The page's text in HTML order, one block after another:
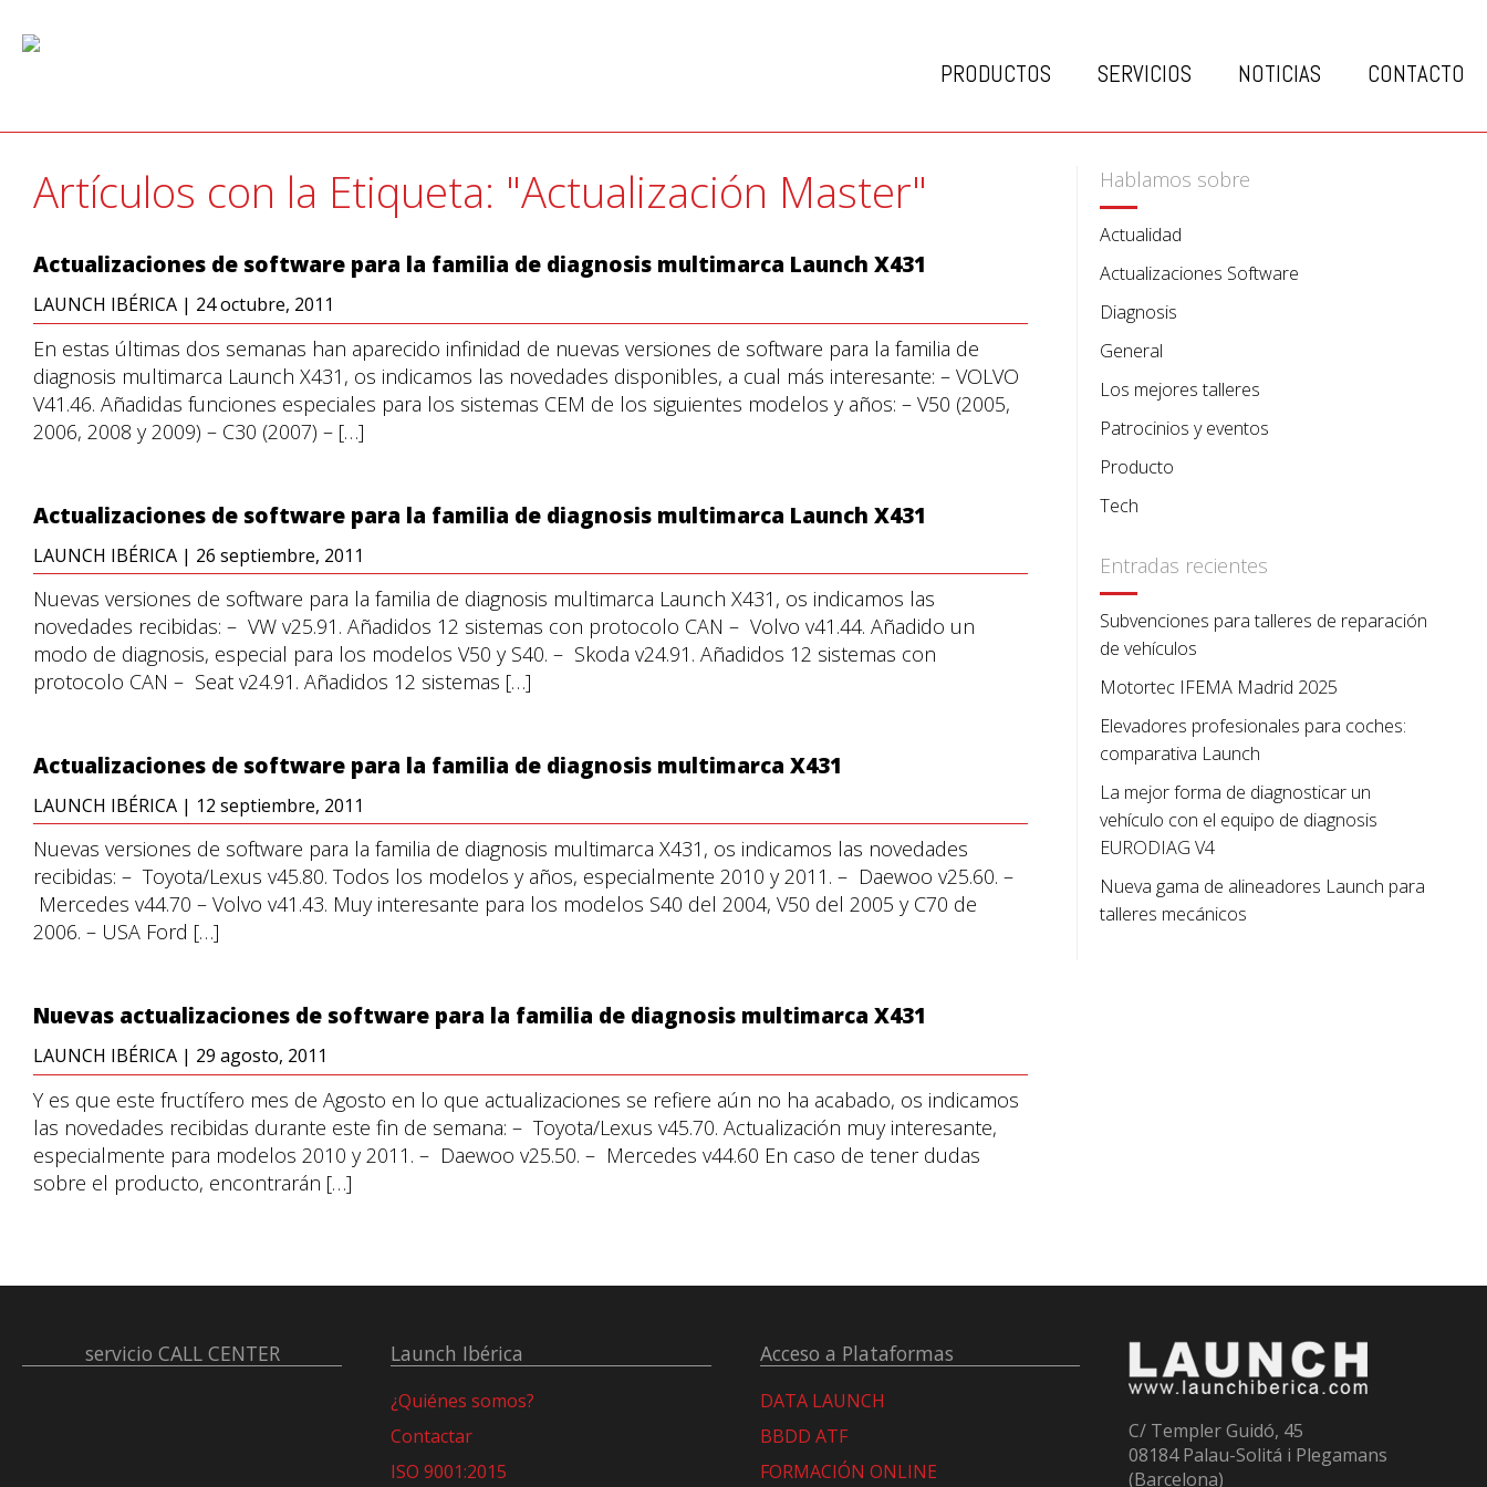
PRODUCTOS SERVICIOS NOTICIAS CONTACTO
Artículos con la Etiqueta: "Actualización Master"
Actualizaciones de software para la familia de diagnosis multimarca Launch X431
LAUNCH IBÉRICA | 24 octubre, 2011
En estas últimas dos semanas han aparecido infinidad de nuevas versiones de software para la familia de
diagnosis multimarca Launch X431, os indicamos las novedades disponibles, a cual más interesante: – VOLVO
V41.46. Añadidas funciones especiales para los sistemas CEM de los siguientes modelos y años: – V50 (2005,
2006, 2008 y 2009) – C30 (2007) – […]
Actualizaciones de software para la familia de diagnosis multimarca Launch X431
LAUNCH IBÉRICA | 26 septiembre, 2011
Nuevas versiones de software para la familia de diagnosis multimarca Launch X431, os indicamos las
novedades recibidas: – VW v25.91. Añadidos 12 sistemas con protocolo CAN – Volvo v41.44. Añadido un
modo de diagnosis, especial para los modelos V50 y S40. – Skoda v24.91. Añadidos 12 sistemas con
protocolo CAN – Seat v24.91. Añadidos 12 sistemas […]
Actualizaciones de software para la familia de diagnosis multimarca X431
LAUNCH IBÉRICA | 12 septiembre, 2011
Nuevas versiones de software para la familia de diagnosis multimarca X431, os indicamos las novedades
recibidas: – Toyota/Lexus v45.80. Todos los modelos y años, especialmente 2010 y 2011. – Daewoo v25.60. –
Mercedes v44.70 – Volvo v41.43. Muy interesante para los modelos S40 del 2004, V50 del 2005 y C70 de
2006. – USA Ford […]
Nuevas actualizaciones de software para la familia de diagnosis multimarca X431
LAUNCH IBÉRICA | 29 agosto, 2011
Y es que este fructífero mes de Agosto en lo que actualizaciones se refiere aún no ha acabado, os indicamos
las novedades recibidas durante este fin de semana: – Toyota/Lexus v45.70. Actualización muy interesante,
especialmente para modelos 2010 y 2011. – Daewoo v25.50. – Mercedes v44.60 En caso de tener dudas
sobre el producto, encontrarán […]
Hablamos sobre
Actualidad
Actualizaciones Software
Diagnosis
General
Los mejores talleres
Patrocinios y eventos
Producto
Tech
Entradas recientes
Subvenciones para talleres de reparación
de vehículos
Motortec IFEMA Madrid 2025
Elevadores profesionales para coches:
comparativa Launch
La mejor forma de diagnosticar un
vehículo con el equipo de diagnosis
EURODIAG V4
Nueva gama de alineadores Launch para
talleres mecánicos
servicio CALL CENTER Launch Ibérica
¿Quiénes somos?
Contactar
ISO 9001:2015
Acceso a Plataformas
DATA LAUNCH
BBDD ATF
FORMACIÓN ONLINE
C/ Templer Guidó, 45
08184 Palau-Solitá i Plegamans
(Barcelona)